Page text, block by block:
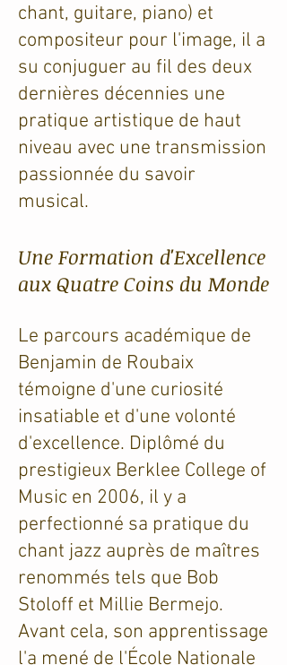
chant, guitare, piano) et
compositeur pour l'image, il a
su conjuguer au fil des deux
dernières décennies une
pratique artistique de haut
niveau avec une transmission
passionnée du savoir
musical.
Une Formation d'Excellence
aux Quatre Coins du Monde
Le parcours académique de
Benjamin de Roubaix
témoigne d'une curiosité
insatiable et d'une volonté
d'excellence. Diplômé du
prestigieux Berklee College of
Music en 2006, il y a
perfectionné sa pratique du
chant jazz auprès de maîtres
renommés tels que Bob
Stoloff et Millie Bermejo.
Avant cela, son apprentissage
l'a mené de l'École Nationale